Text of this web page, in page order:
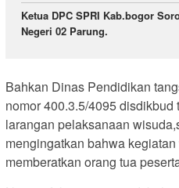
Ketua DPC SPRI Kab.bogor
Negeri 02 Parung.
Bahkan Dinas Pendidikan
nomor 400.3.5/4095
larangan pelaksanaan
mengingatkan bahwa
memberatkan orang tua